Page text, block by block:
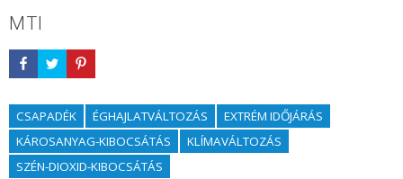
MTI
CSAPADÉK ÉGHAJLATVÁLTOZÁS
EXTRÉM IDŐJÁRÁS
KÁROSANYAG-KIBOCSÁTÁS
KLÍMAVÁLTOZÁS
SZÉN-DIOXID-KIBOCSÁTÁS